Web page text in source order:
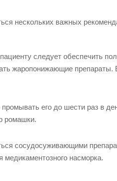
нескольких важных
следует обеспечить
жаропонижающие препараты.
его до шести раз в
ромашки.
сосудосуживающими
медикаментозного насморка.